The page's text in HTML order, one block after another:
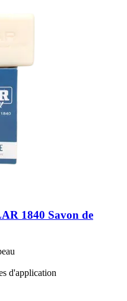
1840 Savon de
d'application